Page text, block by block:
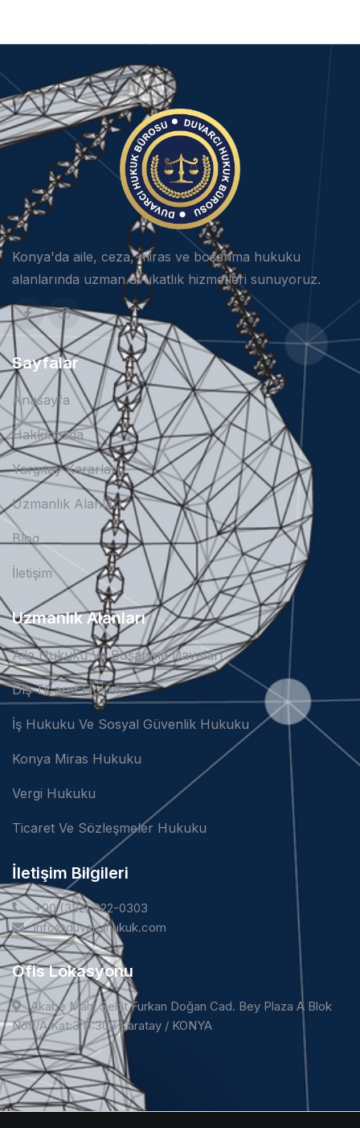
Konya'da aile, ceza, miras ve boşanma hukuku
alanlarında uzman avukatlık hizmetleri sunuyoruz.
Sayfalar
Anasayfa
Hakkımızda
Yargıtay Kararları
Uzmanlık Alanları
Blog
İletişim
Uzmanlık Alanları
Aile Hukuku Ve Boşanma Davaları
Dış Ticaret Hukuku
İş Hukuku Ve Sosyal Güvenlik Hukuku
Konya Miras Hukuku
Vergi Hukuku
Ticaret Ve Sözleşmeler Hukuku
İletişim Bilgileri
+90 (332) 322-0303
info@duvarcihukuk.com
Ofis Lokasyonu
Akabe Mah. Şehit Furkan Doğan Cad. Bey Plaza A Blok
No:1/A Kat:3 D:308 Karatay / KONYA